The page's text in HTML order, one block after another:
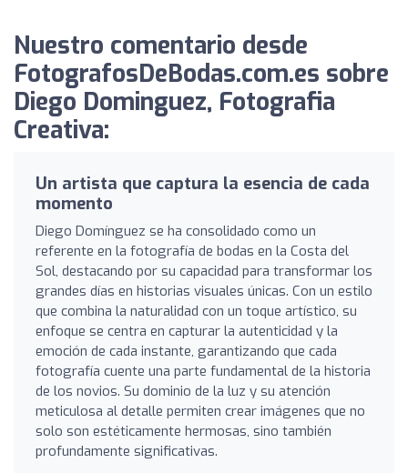
Nuestro comentario desde
FotografosDeBodas.com.es sobre
Diego Dominguez, Fotografia
Creativa:
Un artista que captura la esencia de cada
momento
Diego Domínguez se ha consolidado como un
referente en la fotografía de bodas en la Costa del
Sol, destacando por su capacidad para transformar los
grandes días en historias visuales únicas. Con un estilo
que combina la naturalidad con un toque artístico, su
enfoque se centra en capturar la autenticidad y la
emoción de cada instante, garantizando que cada
fotografía cuente una parte fundamental de la historia
de los novios. Su dominio de la luz y su atención
meticulosa al detalle permiten crear imágenes que no
solo son estéticamente hermosas, sino también
profundamente significativas.